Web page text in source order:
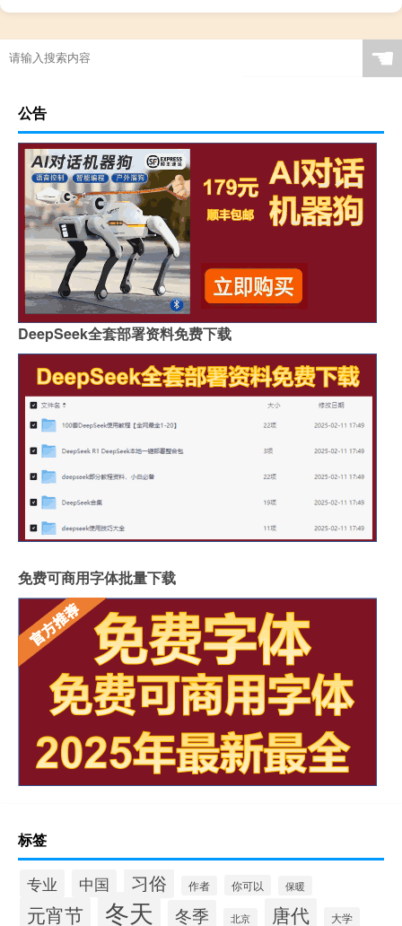
☚
公告
DeepSeek全套部署资料免费下载
免费可商用字体批量下载
标签
专业 中国 习俗 作者 你可以 保暖
元宵节 冬天 冬季 北京 唐代 大学